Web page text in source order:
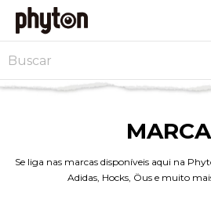
Se liga nas marcas disponíveis aqui na
Adidas, Hocks, Öus e muito